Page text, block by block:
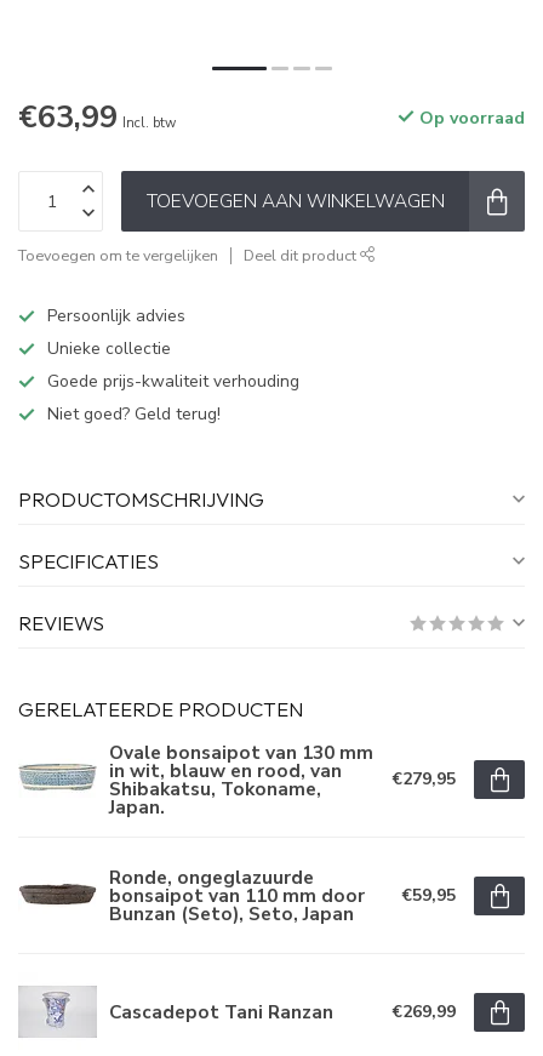
€63,99 Incl. btw Op voorraad
TOEVOEGEN AAN WINKELWAGEN
Toevoegen om te vergelijken Deel dit product
Persoonlijk advies
Unieke collectie
Goede prijs-kwaliteit verhouding
Niet goed? Geld terug!
PRODUCTOMSCHRIJVING
SPECIFICATIES
REVIEWS
GERELATEERDE PRODUCTEN
Ovale bonsaipot van 130 mm
in wit, blauw en rood, van
Shibakatsu, Tokoname,
Japan.
€279,95
Ronde, ongeglazuurde
bonsaipot van 110 mm door
Bunzan (Seto), Seto, Japan
€59,95
Cascadepot Tani Ranzan €269,99